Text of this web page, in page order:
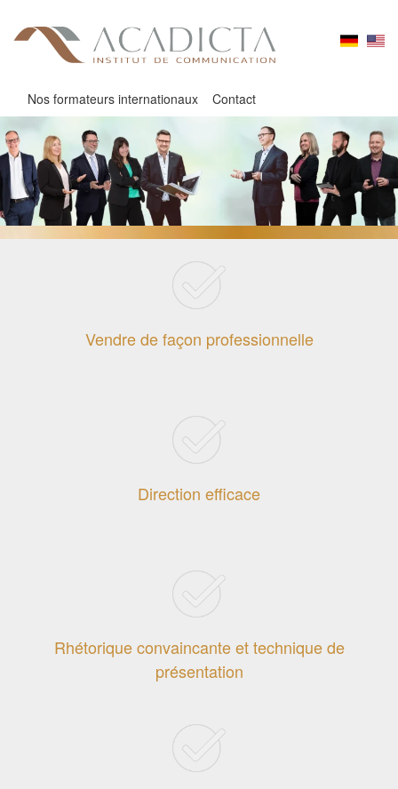
Nos formateurs internationaux Contact
Vendre de façon professionnelle
Direction efficace
Rhétorique convaincante et technique de
présentation